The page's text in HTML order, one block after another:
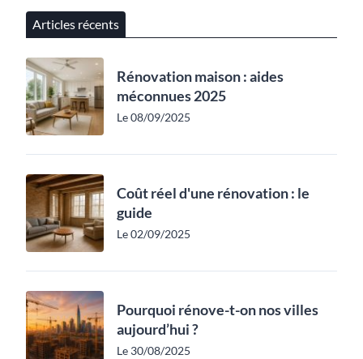
Articles récents
Rénovation maison : aides
méconnues 2025
Le 08/09/2025
Coût réel d'une rénovation : le
guide
Le 02/09/2025
Pourquoi rénove-t-on nos villes
aujourd’hui ?
Le 30/08/2025